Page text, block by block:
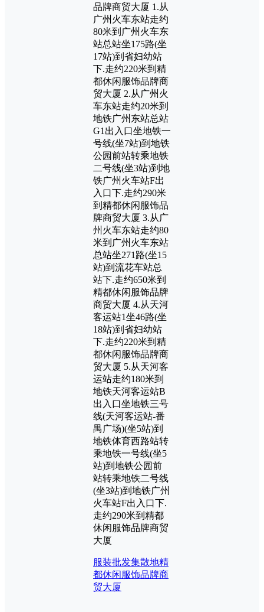
品牌商贸大厦 1.从
广州火车东站走约
80米到广州火车东
站总站坐175路(坐
17站)到省妇幼站
下.走约220米到精
都休闲服饰品牌商
贸大厦 2.从广州火
车东站走约20米到
地铁广州东站总站
G1出入口坐地铁一
号线(坐7站)到地铁
公园前站转乘地铁
二号线(坐3站)到地
铁广州火车站F出
入口下.走约290米
到精都休闲服饰品
牌商贸大厦 3.从广
州火车东站走约80
米到广州火车东站
总站坐271路(坐15
站)到流花车站总
站下.走约650米到
精都休闲服饰品牌
商贸大厦 4.从天河
客运站1坐46路(坐
18站)到省妇幼站
下.走约220米到精
都休闲服饰品牌商
贸大厦 5.从天河客
运站走约180米到
地铁天河客运站B
出入口坐地铁三号
线(天河客运站-番
禺广场)(坐5站)到
地铁体育西路站转
乘地铁一号线(坐5
站)到地铁公园前
站转乘地铁二号线
(坐3站)到地铁广州
火车站F出入口下.
走约290米到精都
休闲服饰品牌商贸
大厦
服装批发集散地精
都休闲服饰品牌商
贸大厦